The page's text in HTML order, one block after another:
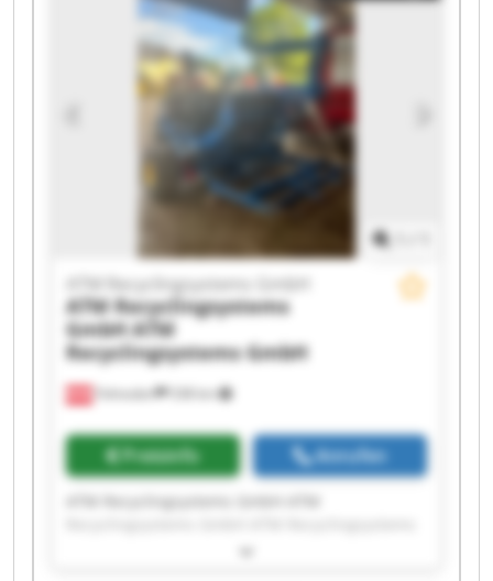
GmbH ATM Recyclingsystems GmbH ATM
Recyclingsystems GmbH ATM Recyclingsystems
GmbH ATM Recyclingsystems GmbH ATM
Recyclingsystems GmbH ATM Recyclingsystems
GmbH ATM Recyclingsystems GmbH ATM
Recyclingsystems GmbH ATM Recyclingsystems
GmbH ATM Recyclingsystems GmbH ATM
Recyclingsystems GmbH
538 km
ATM Recyclingsystems GmbH
ATM Recyclingsystems
GmbHATM
Recyclingsystems GmbH
Preisinfo Anrufen
ATM Recyclingsystems GmbH ATM
GmbH ATM Recyclingsystems GmbH ATM